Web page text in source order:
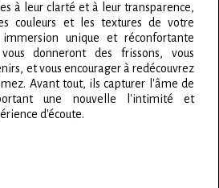
à leur clarté et à leur transparence,
couleurs et les textures de votre
unique et réconfortante
donneront des frissons, vous
et vous encourager à redécouvrez
Avant tout, ils capturer l'âme de
une nouvelle l'intimité et
d'écoute.